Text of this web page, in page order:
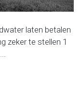
laten betalen
zeker te stellen 1